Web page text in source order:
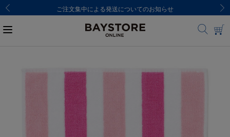
ご注文集中による発送についてのお知らせ